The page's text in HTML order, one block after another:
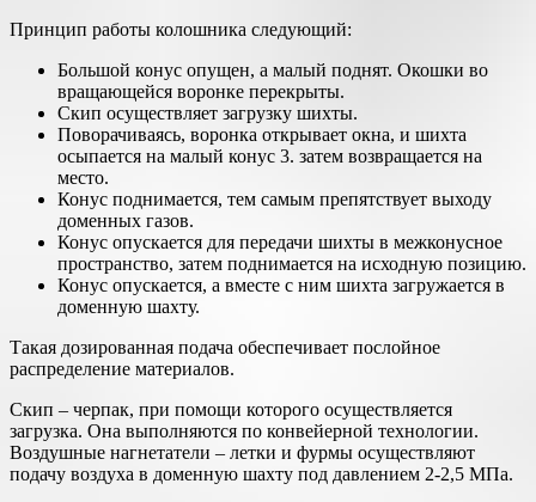
Принцип работы колошника следующий:
Большой конус опущен, а малый поднят. Окошки во
вращающейся воронке перекрыты.
Скип осуществляет загрузку шихты.
Поворачиваясь, воронка открывает окна, и шихта
осыпается на малый конус 3. затем возвращается на
место.
Конус поднимается, тем самым препятствует выходу
доменных газов.
Конус опускается для передачи шихты в межконусное
пространство, затем поднимается на исходную позицию.
Конус опускается, а вместе с ним шихта загружается в
доменную шахту.
Такая дозированная подача обеспечивает послойное
распределение материалов.
Скип – черпак, при помощи которого осуществляется
загрузка. Она выполняются по конвейерной технологии.
Воздушные нагнетатели – летки и фурмы осуществляют
подачу воздуха в доменную шахту под давлением 2-2,5 МПа.